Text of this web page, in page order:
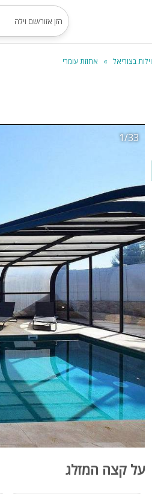
וילות בצוריאל אחוזת עומרי
1/33
על קצה המזלג